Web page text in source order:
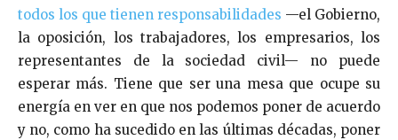
todos los que tienen responsabilidades —el Gobierno,
la oposición, los trabajadores, los empresarios, los
representantes de la sociedad civil— no puede
esperar más. Tiene que ser una mesa que ocupe su
energía en ver en que nos podemos poner de acuerdo
y no, como ha sucedido en las últimas décadas, poner